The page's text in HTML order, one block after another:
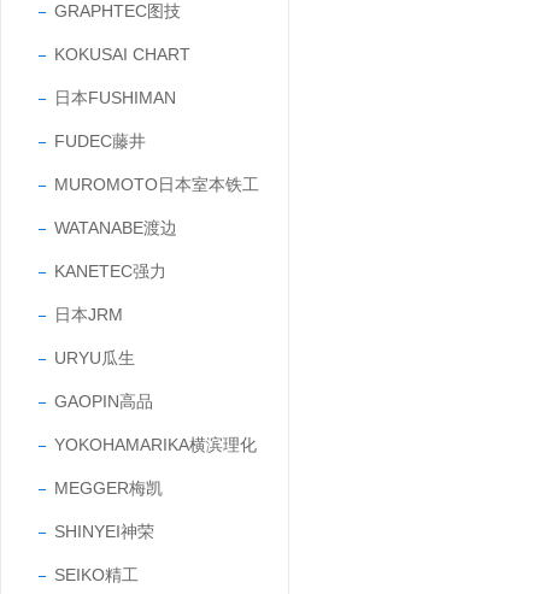
GRAPHTEC图技
KOKUSAI CHART
日本FUSHIMAN
FUDEC藤井
MUROMOTO日本室本铁工
WATANABE渡边
KANETEC强力
日本JRM
URYU瓜生
GAOPIN高品
YOKOHAMARIKA横滨理化
MEGGER梅凯
SHINYEI神荣
SEIKO精工